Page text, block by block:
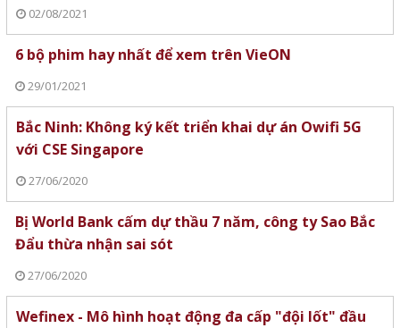
02/08/2021
6 bộ phim hay nhất để xem trên VieON
29/01/2021
Bắc Ninh: Không ký kết triển khai dự án Owifi 5G
với CSE Singapore
27/06/2020
Bị World Bank cấm dự thầu 7 năm, công ty Sao Bắc
Đẩu thừa nhận sai sót
27/06/2020
Wefinex - Mô hình hoạt động đa cấp "đội lốt" đầu